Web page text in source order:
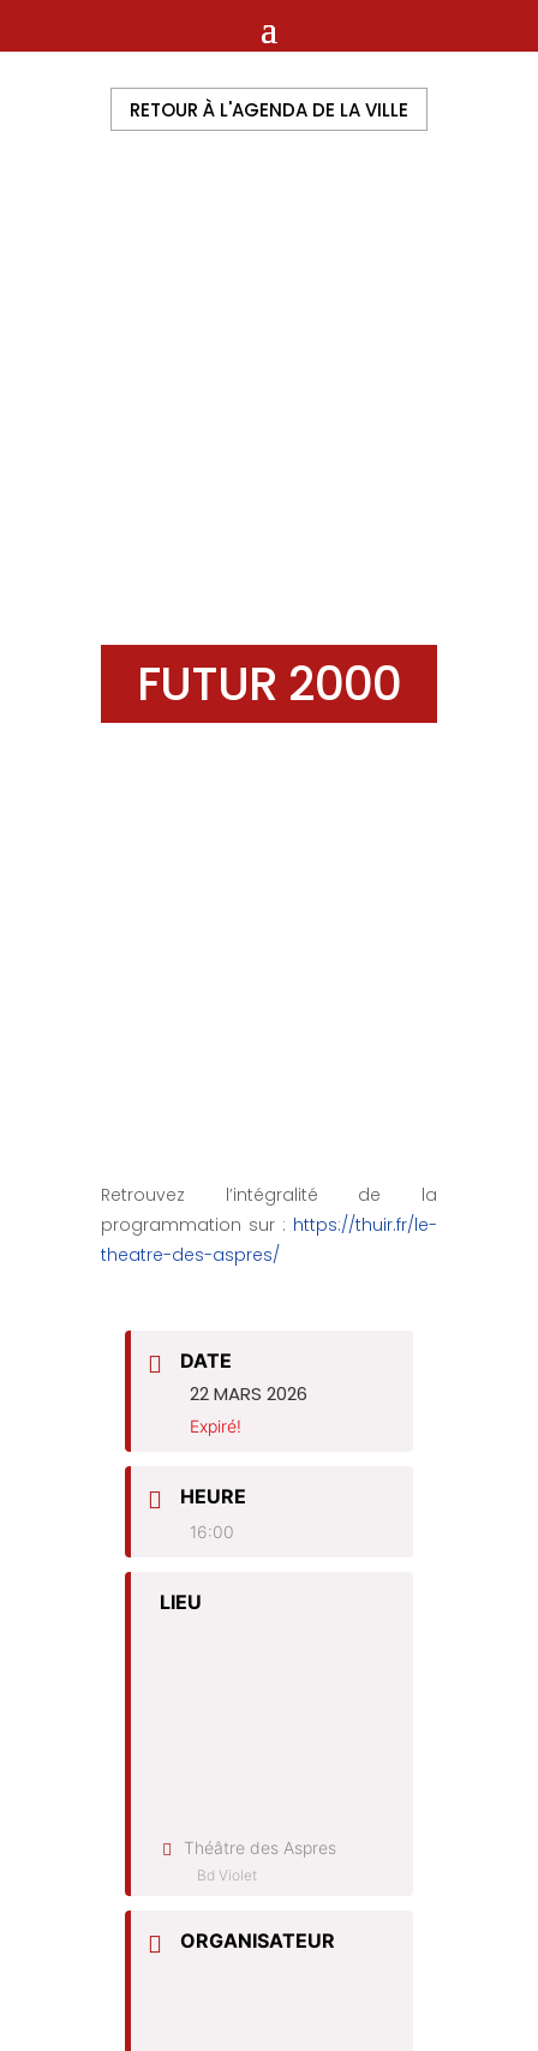
RETOUR À L'AGENDA DE LA VILLE
FUTUR 2000
Retrouvez l’intégralité de la
programmation sur : https://thuir.fr/le-
theatre-des-aspres/
DATE
22 MARS 2026
Expiré!
HEURE
16:00
LIEU
Théâtre des Aspres
Bd Violet
ORGANISATEUR